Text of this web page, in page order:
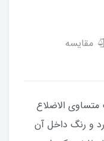
مقایسه
الاضلاع
و رنگ داخل آن